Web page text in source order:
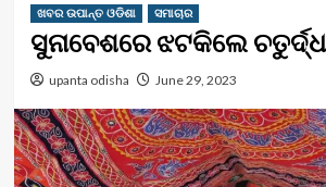
ଖବର ଉପାନ୍ତ ଓଡିଶା ସମାଚାର
ସୁନାବେଶରେ ଝଟକିଲେ
upanta odisha June 29, 2023